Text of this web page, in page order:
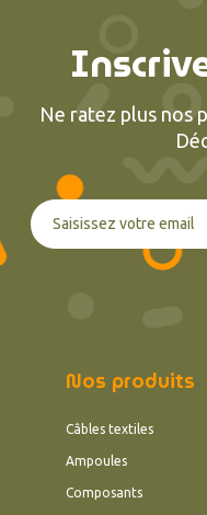
Ne ratez plus nos
Nos produits
Câbles textiles
Ampoules
Composants